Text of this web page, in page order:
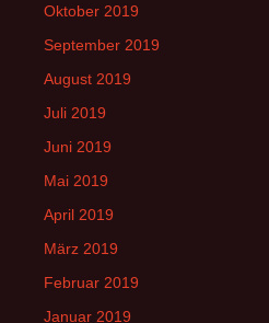
Oktober 2019
September 2019
August 2019
Juli 2019
Juni 2019
Mai 2019
April 2019
März 2019
Februar 2019
Januar 2019